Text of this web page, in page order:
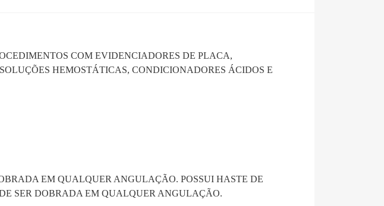
COM EVIDENCIADORES DE PLACA,
HEMOSTÁTICAS, CONDICIONADORES ÁCIDOS E
EM QUALQUER ANGULAÇÃO. POSSUI HASTE DE
SER DOBRADA EM QUALQUER ANGULAÇÃO.